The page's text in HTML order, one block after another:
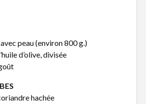
peau (environ 800 g.)
d’olive, divisée
hachée
nourrir les
autres